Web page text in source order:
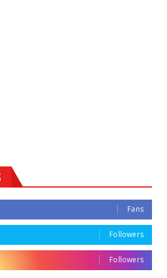
Fans
Followers
Followers